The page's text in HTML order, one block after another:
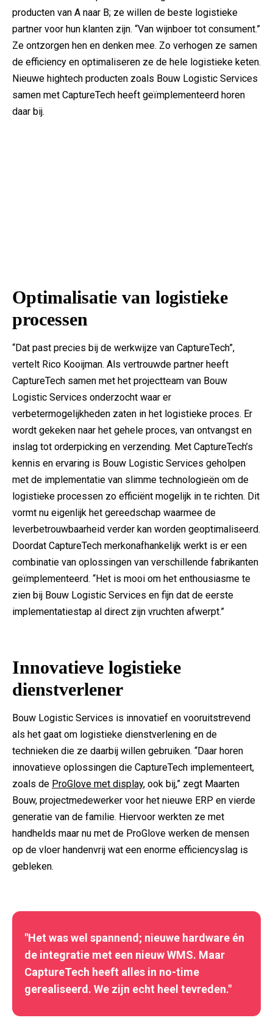
producten van A naar B; ze willen de beste logistieke
partner voor hun klanten zijn. “Van wijnboer tot consument.”
Ze ontzorgen hen en denken mee. Zo verhogen ze samen
de efficiency en optimaliseren ze de hele logistieke keten.
Nieuwe hightech producten zoals Bouw Logistic Services
samen met CaptureTech heeft geïmplementeerd horen
daar bij.
Optimalisatie van logistieke
processen
“Dat past precies bij de werkwijze van CaptureTech”,
vertelt Rico Kooijman. Als vertrouwde partner heeft
CaptureTech samen met het projectteam van Bouw
Logistic Services onderzocht waar er
verbetermogelijkheden zaten in het logistieke proces. Er
wordt gekeken naar het gehele proces, van ontvangst en
inslag tot orderpicking en verzending. Met CaptureTech’s
kennis en ervaring is Bouw Logistic Services geholpen
met de implementatie van slimme technologieën om de
logistieke processen zo efficiënt mogelijk in te richten. Dit
vormt nu eigenlijk het gereedschap waarmee de
leverbetrouwbaarheid verder kan worden geoptimaliseerd.
Doordat CaptureTech merkonafhankelijk werkt is er een
combinatie van oplossingen van verschillende fabrikanten
geïmplementeerd. “Het is mooi om het enthousiasme te
zien bij Bouw Logistic Services en fijn dat de eerste
implementatiestap al direct zijn vruchten afwerpt.”
Innovatieve logistieke
dienstverlener
Bouw Logistic Services is innovatief en vooruitstrevend
als het gaat om logistieke dienstverlening en de
technieken die ze daarbij willen gebruiken. “Daar horen
innovatieve oplossingen die CaptureTech implementeert,
zoals de ProGlove met display, ook bij,” zegt Maarten
Bouw, projectmedewerker voor het nieuwe ERP en vierde
generatie van de familie. Hiervoor werkten ze met
handhelds maar nu met de ProGlove werken de mensen
op de vloer handenvrij wat een enorme efficiencyslag is
gebleken.
"Het was wel spannend; nieuwe hardware én
de integratie met een nieuw WMS. Maar
CaptureTech heeft alles in no-time
gerealiseerd. We zijn echt heel tevreden."